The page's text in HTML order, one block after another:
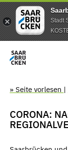
Stadt
» Seite vorlesen |
CORONA: